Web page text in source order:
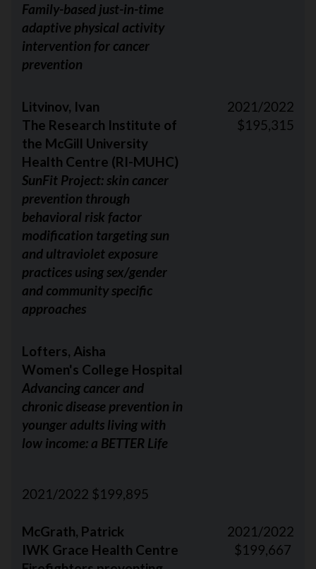
Family-based just-in-time
adaptive physical activity
intervention for cancer
prevention
Litvinov, Ivan
The Research Institute of
the McGill University
Health Centre (RI-MUHC)
SunFit Project: skin cancer
prevention through
behavioral risk factor
modification targeting sun
and ultraviolet exposure
practices using sex/gender
and community specific
approaches
2021/2022
$195,315
Lofters, Aisha
Women's College Hospital
Advancing cancer and
chronic disease prevention in
younger adults living with
low income: a BETTER Life
2021/2022 $199,895
McGrath, Patrick
IWK Grace Health Centre
2021/2022
$199,667